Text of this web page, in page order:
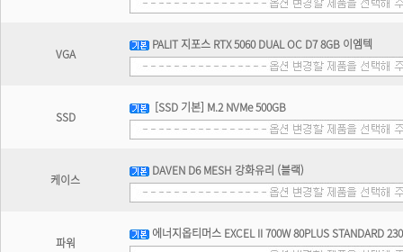
VGA
PALIT 지포스 RTX 5060 DUAL OC D7 8GB 이엠텍
SSD
[SSD 기본] M.2 NVMe 500GB
케이스
DAVEN D6 MESH 강화유리 (블랙)
파워
에너지옵티머스 EXCEL II 700W 80PLUS STANDARD